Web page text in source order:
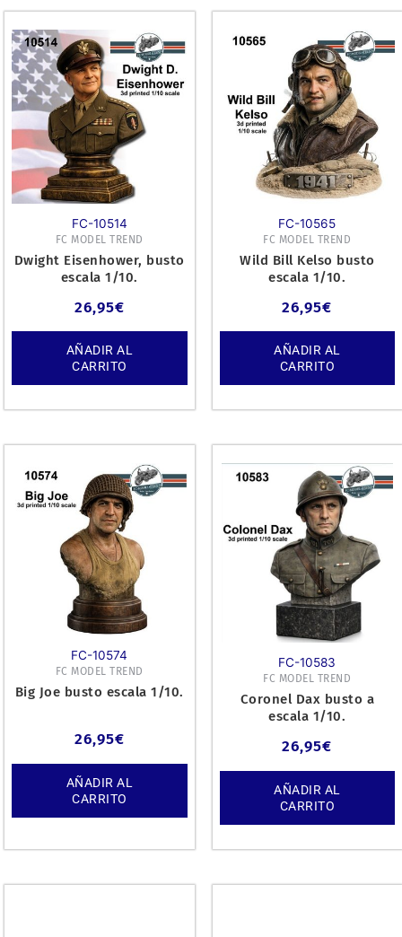
FC-10514
FC MODEL TREND
Dwight Eisenhower, busto
escala 1/10.
26,95€
AÑADIR AL
CARRITO
FC-10565
FC MODEL TREND
Wild Bill Kelso busto
escala 1/10.
26,95€
AÑADIR AL
CARRITO
FC-10574
FC MODEL TREND
Big Joe busto escala 1/10.
26,95€
AÑADIR AL
CARRITO
FC-10583
FC MODEL TREND
Coronel Dax busto a
escala 1/10.
26,95€
AÑADIR AL
CARRITO